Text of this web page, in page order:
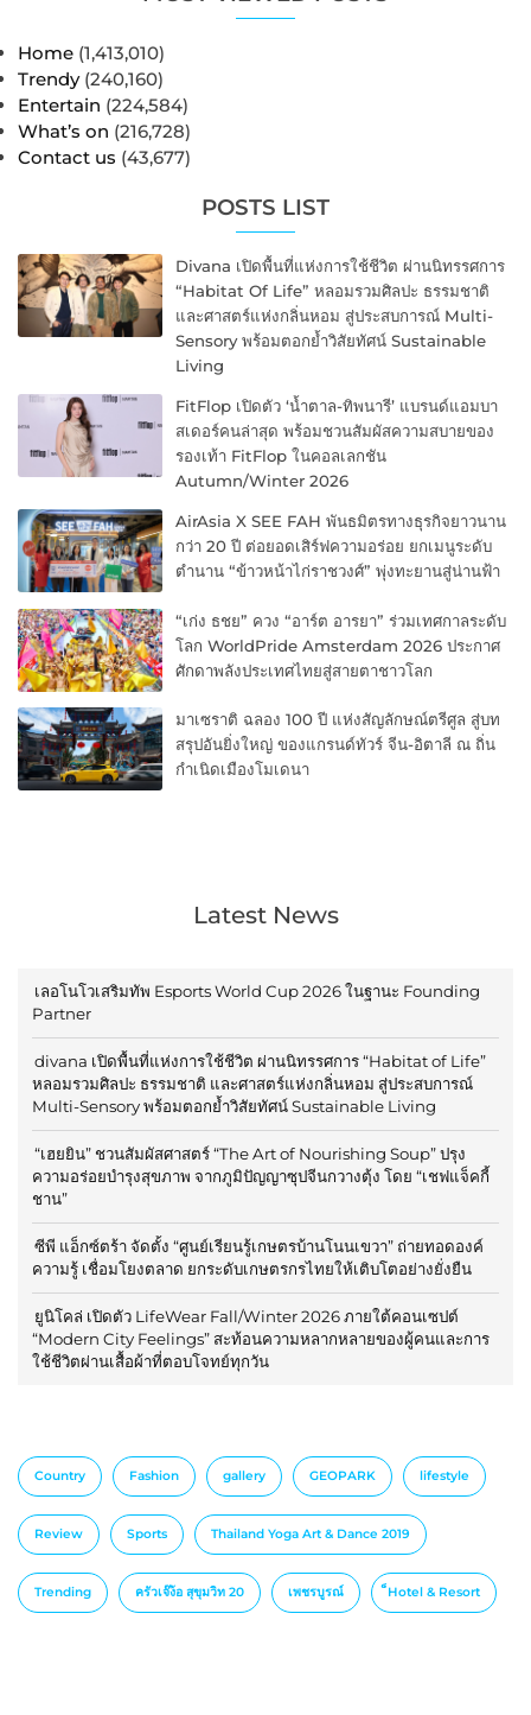
Home (1,413,010)
Trendy (240,160)
Entertain (224,584)
What’s on (216,728)
Contact us (43,677)
POSTS LIST
Divana เปิดพื้นที่แห่งการใช้ชีวิต ผ่านนิทรรศการ
“Habitat Of Life” หลอมรวมศิลปะ ธรรมชาติ
และศาสตร์แห่งกลิ่นหอม สู่ประสบการณ์ Multi-
Sensory พร้อมตอกย้ำวิสัยทัศน์ Sustainable
Living
FitFlop เปิดตัว ‘น้ำตาล-ทิพนารี’ แบรนด์แอมบา
สเดอร์คนล่าสุด พร้อมชวนสัมผัสความสบายของ
รองเท้า FitFlop ในคอลเลกชัน
Autumn/Winter 2026
AirAsia X SEE FAH พันธมิตรทางธุรกิจยาวนาน
กว่า 20 ปี ต่อยอดเสิร์ฟความอร่อย ยกเมนูระดับ
ตำนาน “ข้าวหน้าไก่ราชวงศ์” พุ่งทะยานสู่น่านฟ้า
“เก่ง ธชย” ควง “อาร์ต อารยา” ร่วมเทศกาลระดับ
โลก WorldPride Amsterdam 2026 ประกาศ
ศักดาพลังประเทศไทยสู่สายตาชาวโลก
มาเซราติ ฉลอง 100 ปี แห่งสัญลักษณ์ตรีศูล สู่บท
สรุปอันยิ่งใหญ่ ของแกรนด์ทัวร์ จีน-อิตาลี ณ ถิ่น
กำเนิดเมืองโมเดนา
Latest News
เลอโนโวเสริมทัพ Esports World Cup 2026 ในฐานะ Founding
Partner
divana เปิดพื้นที่แห่งการใช้ชีวิต ผ่านนิทรรศการ “Habitat of Life”
หลอมรวมศิลปะ ธรรมชาติ และศาสตร์แห่งกลิ่นหอม สู่ประสบการณ์
Multi-Sensory พร้อมตอกย้ำวิสัยทัศน์ Sustainable Living
“เฮยยิน” ชวนสัมผัสศาสตร์ “The Art of Nourishing Soup” ปรุง
ความอร่อยบำรุงสุขภาพ จากภูมิปัญญาซุปจีนกวางตุ้ง โดย “เชฟแจ็คกี้
ชาน”
ซีพี แอ็กซ์ตร้า จัดตั้ง “ศูนย์เรียนรู้เกษตรบ้านโนนเขวา” ถ่ายทอดองค์
ความรู้ เชื่อมโยงตลาด ยกระดับเกษตรกรไทยให้เติบโตอย่างยั่งยืน
ยูนิโคล่ เปิดตัว LifeWear Fall/Winter 2026 ภายใต้คอนเซปต์
“Modern City Feelings” สะท้อนความหลากหลายของผู้คนและการ
ใช้ชีวิตผ่านเสื้อผ้าที่ตอบโจทย์ทุกวัน
Country Fashion gallery GEOPARK lifestyle
Review Sports Thailand Yoga Art & Dance 2019
Trending ครัวเจ๊ง้อ สุขุมวิท 20 เพชรบูรณ์ ็Hotel & Resort